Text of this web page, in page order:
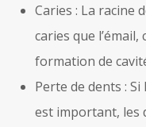
Caries : La racine
caries que
formation de
Perte de dents :
est important, les